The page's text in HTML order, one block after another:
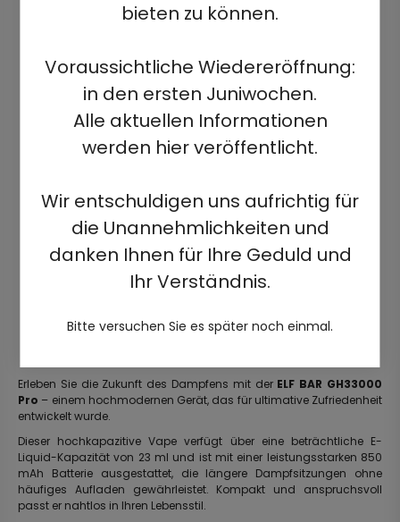
bieten zu können.
Voraussichtliche Wiedereröffnung:
in den ersten Juniwochen.
Alle aktuellen Informationen
werden hier veröffentlicht.
Wir entschuldigen uns aufrichtig für
die Unannehmlichkeiten und
danken Ihnen für Ihre Geduld und
Ihr Verständnis.
Bitte versuchen Sie es später noch einmal.
Erleben Sie die Zukunft des Dampfens mit der ELF BAR GH33000
Pro – einem hochmodernen Gerät, das für ultimative Zufriedenheit
entwickelt wurde.
Dieser hochkapazitive Vape verfügt über eine beträchtliche E-
Liquid-Kapazität von 23 ml und ist mit einer leistungsstarken 850
mAh Batterie ausgestattet, die längere Dampfsitzungen ohne
häufiges Aufladen gewährleistet. Kompakt und anspruchsvoll
passt er nahtlos in Ihren Lebensstil.